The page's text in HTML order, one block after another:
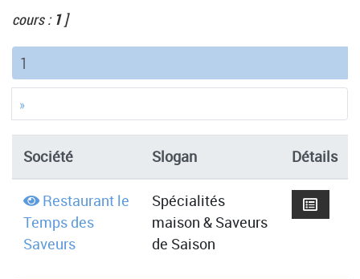
cours : 1]
1
»
Société Slogan Détails
Restaurant le
Temps des
Saveurs
Spécialités
maison & Saveurs
de Saison